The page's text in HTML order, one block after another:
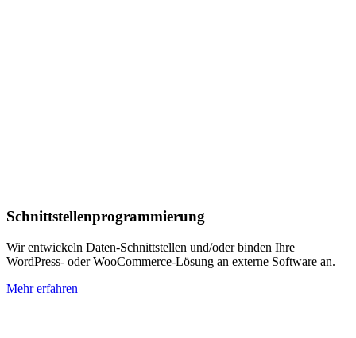
Schnittstellenprogrammierung
Wir entwickeln Daten-Schnittstellen und/oder binden Ihre
WordPress- oder WooCommerce-Lösung an externe Software an.
Mehr erfahren